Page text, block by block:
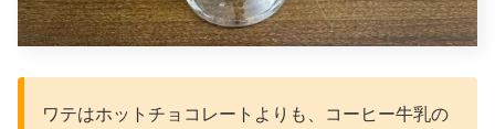
ワテはホットチョコレートよりも、コーヒー牛乳の